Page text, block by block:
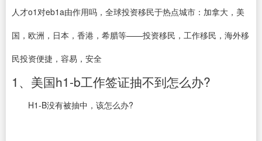
人才o1对eb1a由作用吗，全球投资移民于热点城市：加拿大，美
国，欧洲，日本，香港，希腊等——投资移民，工作移民，海外移
民投资便捷，容易，安全
1、美国h1-b工作签证抽不到怎么办?
H1-B没有被抽中，该怎么办?